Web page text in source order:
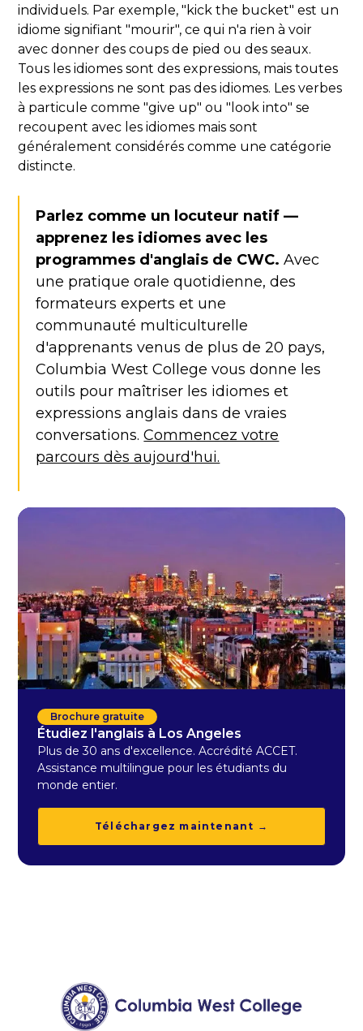
individuels. Par exemple, "kick the bucket" est un
idiome signifiant "mourir", ce qui n'a rien à voir
avec donner des coups de pied ou des seaux.
Tous les idiomes sont des expressions, mais toutes
les expressions ne sont pas des idiomes. Les verbes
à particule comme "give up" ou "look into" se
recoupent avec les idiomes mais sont
généralement considérés comme une catégorie
distincte.
Parlez comme un locuteur natif —
apprenez les idiomes avec les
programmes d'anglais de CWC. Avec
une pratique orale quotidienne, des
formateurs experts et une
communauté multiculturelle
d'apprenants venus de plus de 20 pays,
Columbia West College vous donne les
outils pour maîtriser les idiomes et
expressions anglais dans de vraies
conversations.Commencez votre
parcours dès aujourd'hui.
Brochure gratuite
Étudiez l'anglais à Los Angeles
Plus de 30 ans d'excellence. Accrédité ACCET.
Assistance multilingue pour les étudiants du
monde entier.
Téléchargez maintenant →